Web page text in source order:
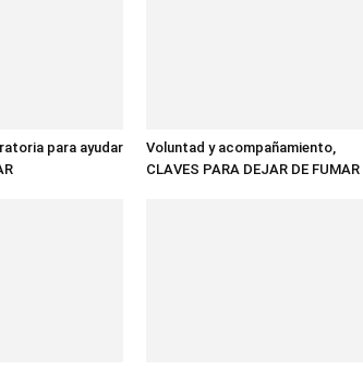
para ayudar
Voluntad y acompañamiento,
CLAVES PARA DEJAR DE FUMAR